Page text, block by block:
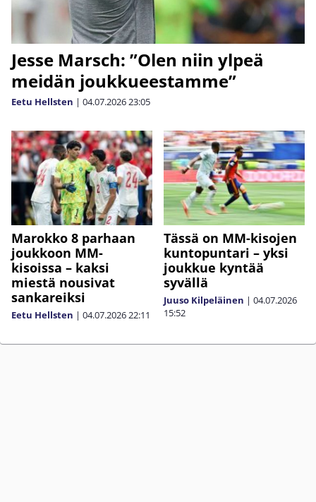
Jesse Marsch: ”Olen niin ylpeä
meidän joukkueestamme”
Eetu Hellsten | 04.07.202623:05
Marokko 8 parhaan
joukkoon MM-
kisoissa – kaksi
miestä nousivat
sankareiksi
Eetu Hellsten | 04.07.202622:11
Tässä on MM-kisojen
kuntopuntari – yksi
joukkue kyntää
syvällä
Juuso Kilpeläinen | 04.07.2026
15:52